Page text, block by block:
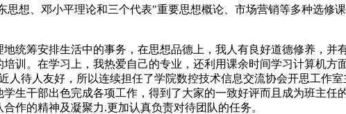
想、邓小平理论和三个代表"重要思想概论、市场营销等多种选修
统筹安排生活中的事务，在思想品德上，我人有良好道德修养，并
训。在学习上，我热爱自己的专业，还利用课余时间学习计算机方
待人友好，所以连续担任了学院数控技术信息交流协会开思工作
生干部出色完成各项工作，得到了大家的一致好评而且成为班主任
作的精神及凝聚力.更加认真负责对待团队的任务。